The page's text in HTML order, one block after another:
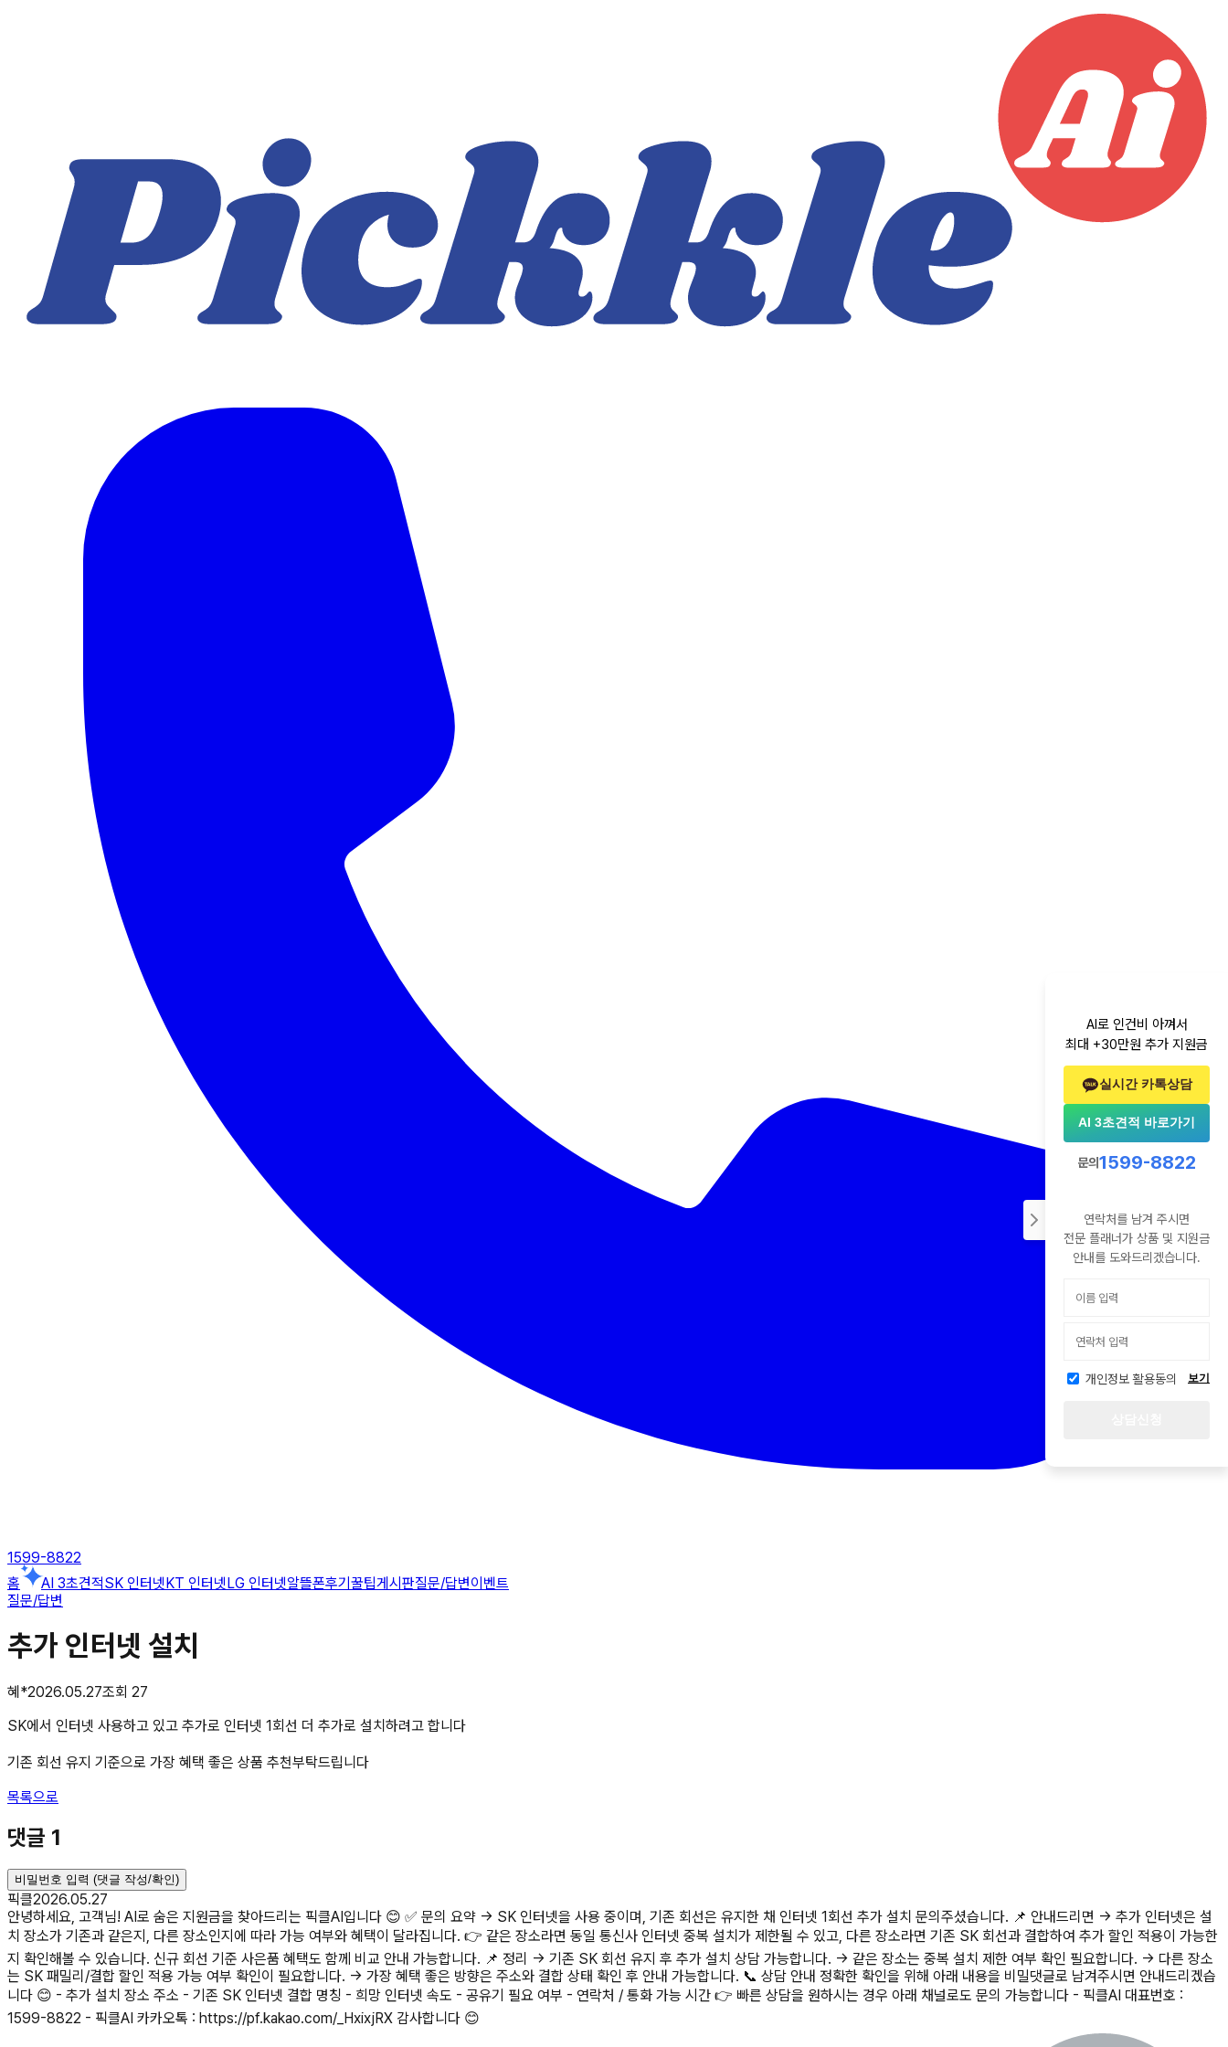
1599-8822
홈
AI 3초견적SK 인터넷KT 인터넷LG 인터넷알뜰폰후기꿀팁게시판질문/답변이벤트
질문/답변
추가 인터넷 설치
혜*2026.05.27조회 27
SK에서 인터넷 사용하고 있고 추가로 인터넷 1회선 더 추가로 설치하려고 합니다
기존 회선 유지 기준으로 가장 혜택 좋은 상품 추천부탁드립니다
목록으로
댓글 1
비밀번호 입력 (댓글 작성/확인)
픽클2026.05.27
안녕하세요, 고객님! AI로 숨은 지원금을 찾아드리는 픽클AI입니다 😊 ✅ 문의 요약 → SK 인터넷을 사용 중이며, 기존 회선은 유지한 채 인터넷 1회선 추가 설치 문의주셨습니다. 📌 안내드리면 → 추가 인터넷은 설
치 장소가 기존과 같은지, 다른 장소인지에 따라 가능 여부와 혜택이 달라집니다. 👉 같은 장소라면 동일 통신사 인터넷 중복 설치가 제한될 수 있고, 다른 장소라면 기존 SK 회선과 결합하여 추가 할인 적용이 가능한
지 확인해볼 수 있습니다. 신규 회선 기준 사은품 혜택도 함께 비교 안내 가능합니다. 📌 정리 → 기존 SK 회선 유지 후 추가 설치 상담 가능합니다. → 같은 장소는 중복 설치 제한 여부 확인 필요합니다. → 다른 장소
는 SK 패밀리/결합 할인 적용 가능 여부 확인이 필요합니다. → 가장 혜택 좋은 방향은 주소와 결합 상태 확인 후 안내 가능합니다. 📞 상담 안내 정확한 확인을 위해 아래 내용을 비밀댓글로 남겨주시면 안내드리겠습
니다 😊 - 추가 설치 장소 주소 - 기존 SK 인터넷 결합 명칭 - 희망 인터넷 속도 - 공유기 필요 여부 - 연락처 / 통화 가능 시간 👉 빠른 상담을 원하시는 경우 아래 채널로도 문의 가능합니다 - 픽클AI 대표번호 :
1599-8822 - 픽클AI 카카오톡 : https://pf.kakao.com/_HxixjRX 감사합니다 😊
AI로 인건비 아껴서
최대 +30만원 추가 지원금
실시간 카톡상담
AI 3초견적 바로가기
문의1599-8822
연락처를 남겨 주시면
전문 플래너가 상품 및 지원금
안내를 도와드리겠습니다.
개인정보 활용동의 보기